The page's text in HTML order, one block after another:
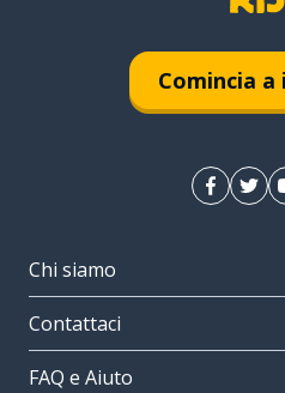
Comincia
Chi siamo
Contattaci
FAQ e Aiuto